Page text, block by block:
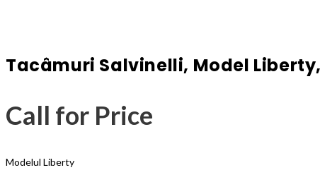
Tacâmuri Salvinelli, Model
Call for Price
Modelul Liberty